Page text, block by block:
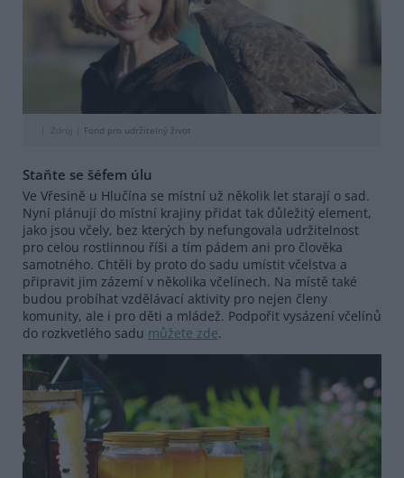
Zdroj | Fond pro udržitelný život
Staňte se šéfem úlu
Ve Vřesině u Hlučína se místní už několik let starají o sad.
Nyní plánují do místní krajiny přidat tak důležitý element,
jako jsou včely, bez kterých by nefungovala udržitelnost
pro celou rostlinnou říši a tím pádem ani pro člověka
samotného. Chtěli by proto do sadu umístit včelstva a
připravit jim zázemí v několika včelínech. Na místě také
budou probíhat vzdělávací aktivity pro nejen členy
komunity, ale i pro děti a mládež. Podpořit vysázení včelínů
do rozkvetlého sadu můžete zde.